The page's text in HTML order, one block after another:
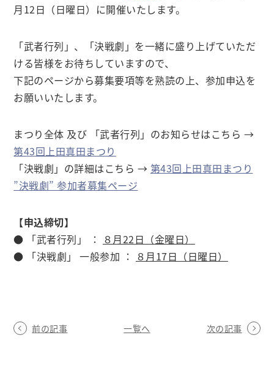
月12日（日曜日）に開催いたします。
「武者行列」、「決戦劇」を一緒に盛り上げていただ
ける皆様をお待ちしていますので、
下記のページから募集要項等を熟読の上、参加申込を
お願いいたします。
まつり全体 及び 「武者行列」のお知らせはこちら →
第43回上田真田まつり
「決戦劇」の詳細はこちら → 第43回上田真田まつり
”決戦劇” 参加者募集ページ
【申込締切】
● 「武者行列」 ：
８月22日（金曜日）
● 「決戦劇」 一般参加 ：
８月17日（日曜日）
前の記事 一覧へ 次の記事